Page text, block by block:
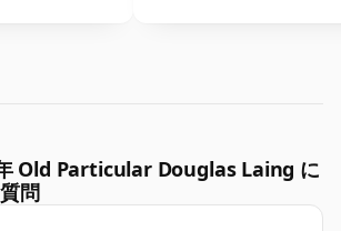
Old Particular Douglas Laing に
問